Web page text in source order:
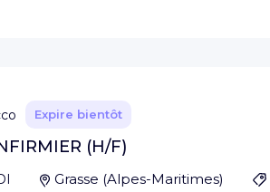
Expire bientôt
(H/F)
Grasse (Alpes-Maritimes)